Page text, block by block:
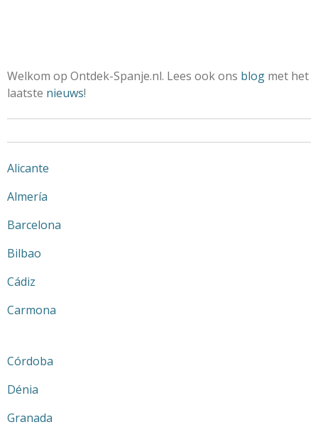
Welkom op Ontdek-Spanje.nl. Lees ook ons blog met het
laatste nieuws!
Alicante
Almería
Barcelona
Bilbao
Cádiz
Carmona
Córdoba
Dénia
Granada